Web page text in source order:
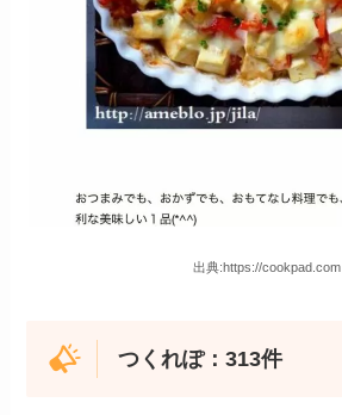
出典:https://cookpad.com
つくれぽ：313件